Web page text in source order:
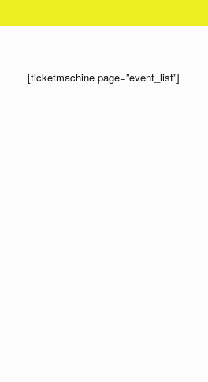
[ticketmachine page=”event_list”]